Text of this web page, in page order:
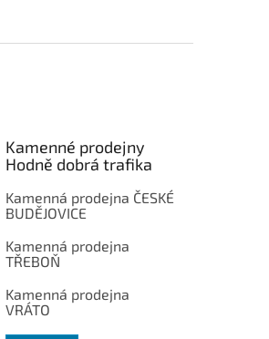
Kamenné prodejny
Hodně dobrá trafika
Kamenná prodejna ČESKÉ
BUDĚJOVICE
Kamenná prodejna
TŘEBOŇ
Kamenná prodejna
VRÁTO